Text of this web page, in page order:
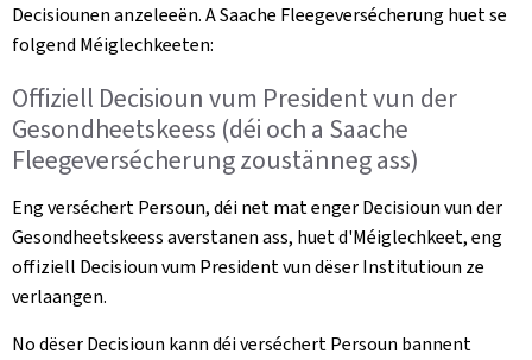
Decisiounen anzeleeën. A Saache Fleegeversécherung huet se
folgend Méiglechkeeten:
Offiziell Decisioun vum President vun der
Gesondheetskeess (déi och a Saache
Fleegeversécherung zoustänneg ass)
Eng verséchert Persoun, déi net mat enger Decisioun vun der
Gesondheetskeess averstanen ass, huet d'Méiglechkeet, eng
offiziell Decisioun vum President vun dëser Institutioun ze
verlaangen.
No dëser Decisioun kann déi verséchert Persoun bannent